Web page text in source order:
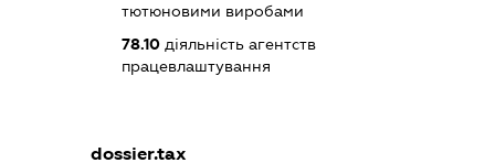
тютюновими виробами
78.10 діяльність агентств
працевлаштування
dossier.tax